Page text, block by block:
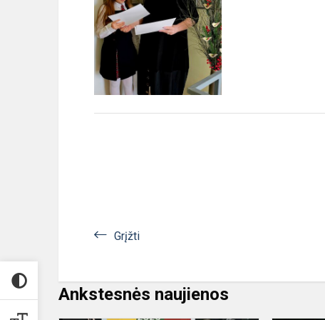
Grįžti
Ankstesnės naujienos